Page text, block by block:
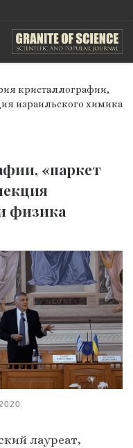
кристаллографии,
израильского химика
«паркет
физика
лауреат,